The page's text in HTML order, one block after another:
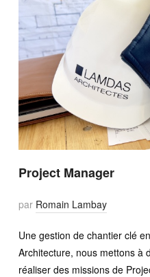
Project Manager
par Romain Lambay
Une gestion de chantier clé
Architecture, nous mettons à
réaliser des missions de